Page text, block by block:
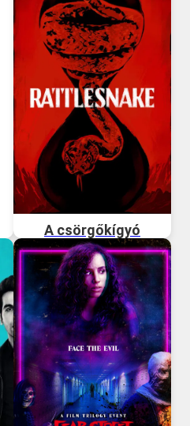
A csörgőkígyó